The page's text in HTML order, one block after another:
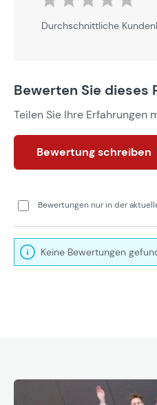
Durchschnittliche
Durchschnittliche
Bewerten Sie dieses
Teilen Sie Ihre Erfahrungen
Bewertung schreiben
Bewertungen nur in der
Keine Bewertungen